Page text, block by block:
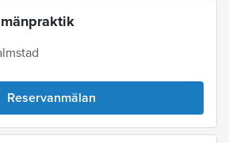
Reservanmälan